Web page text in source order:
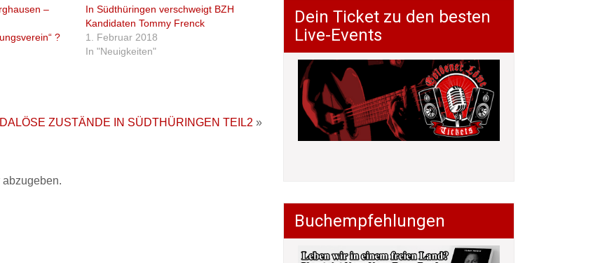
–
?
In Südthüringen verschweigt BZH
Kandidaten Tommy Frenck
1. Februar 2018
In "Neuigkeiten"
ZUSTÄNDE IN SÜDTHÜRINGEN TEIL2 »
Dein Ticket zu den besten
Live-Events
Buchempfehlungen